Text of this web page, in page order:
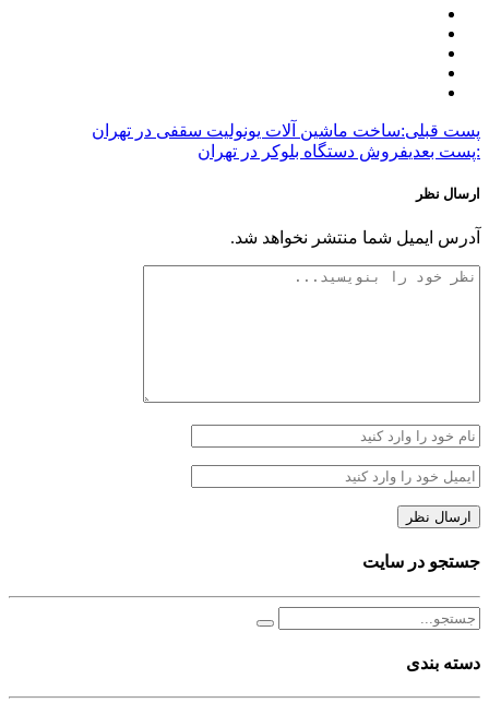
پست قبلی:ساخت ماشین آلات یونولیت سقفی در تهران
:پست بعدیفروش دستگاه بلوکر در تهران
ارسال نظر
آدرس ایمیل شما منتشر نخواهد شد.
جستجو در سایت
دسته بندی